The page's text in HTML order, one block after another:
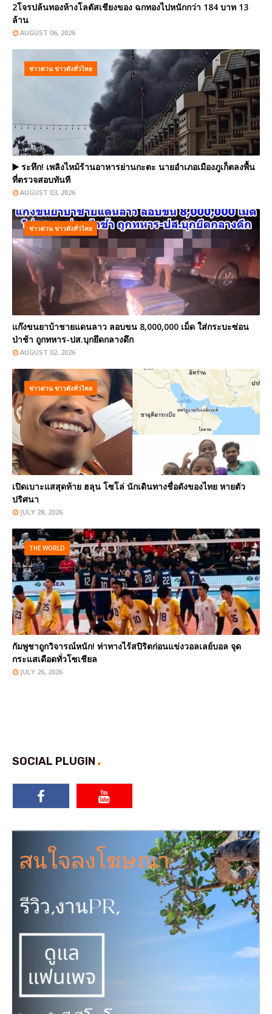
2โจรปล้นทองห้างโลตัสเชียงของ ฉกทองไปหนักกว่า 184 บาท 13
ล้าน
AUGUST 06, 2026
ข่าวด่วน ข่าวดังทั่วไทย
▶️ ระทึก! เพลิงไหม้ร้านอาหารย่านกะตะ นายอำเภอเมืองภูเก็ตลงพื้น
ที่ตรวจสอบทันที
AUGUST 03, 2026
ข่าวด่วน ข่าวดังทั่วไทย
แก๊งขนยาบ้าชายแดนลาว ลอบขน 8,000,000 เม็ด ใส่กระบะซ่อน
ป่าช้า ถูกทหาร-ปส.บุกยึดกลางดึก
AUGUST 02, 2026
ข่าวด่วน ข่าวดังทั่วไทย
เปิดเบาะแสสุดท้าย ฮลุน โซโล่ นักเดินทางชื่อดังของไทย หายตัว
ปริศนา
JULY 28, 2026
THE WORLD
กัมพูชาถูกวิจารณ์หนัก! ท่าทางไร้สปิริตก่อนแข่งวอลเลย์บอล จุด
กระแสเดือดทั่วโซเชียล
JULY 26, 2026
SOCIAL PLUGIN